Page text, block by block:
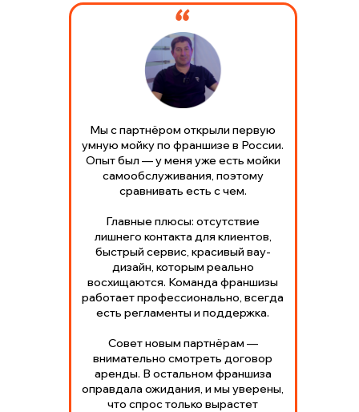
Мы с партнёром открыли первую
умную мойку по франшизе в России.
Опыт был — у меня уже есть мойки
самообслуживания, поэтому
сравнивать есть с чем.
Главные плюсы: отсутствие
лишнего контакта для клиентов,
быстрый сервис, красивый вау-
дизайн, которым реально
восхищаются. Команда франшизы
работает профессионально, всегда
есть регламенты и поддержка.
Совет новым партнёрам —
внимательно смотреть договор
аренды. В остальном франшиза
оправдала ожидания, и мы уверены,
что спрос только вырастет